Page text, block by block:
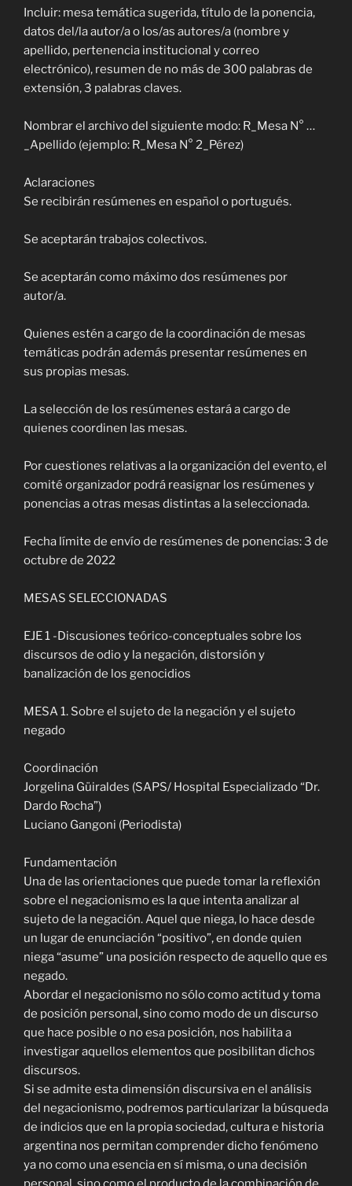
Incluir: mesa temática sugerida, título de la ponencia,
datos del/la autor/a o los/as autores/a (nombre y
apellido, pertenencia institucional y correo
electrónico), resumen de no más de 300 palabras de
extensión, 3 palabras claves.
Nombrar el archivo del siguiente modo: R_Mesa N° …
_Apellido (ejemplo: R_Mesa N° 2_Pérez)
Aclaraciones
Se recibirán resúmenes en español o portugués.
Se aceptarán trabajos colectivos.
Se aceptarán como máximo dos resúmenes por
autor/a.
Quienes estén a cargo de la coordinación de mesas
temáticas podrán además presentar resúmenes en
sus propias mesas.
La selección de los resúmenes estará a cargo de
quienes coordinen las mesas.
Por cuestiones relativas a la organización del evento, el
comité organizador podrá reasignar los resúmenes y
ponencias a otras mesas distintas a la seleccionada.
Fecha límite de envío de resúmenes de ponencias: 3 de
octubre de 2022
MESAS SELECCIONADAS
EJE 1 -Discusiones teórico-conceptuales sobre los
discursos de odio y la negación, distorsión y
banalización de los genocidios
MESA 1. Sobre el sujeto de la negación y el sujeto
negado
Coordinación
Jorgelina Güiraldes (SAPS/ Hospital Especializado “Dr.
Dardo Rocha”)
Luciano Gangoni (Periodista)
Fundamentación
Una de las orientaciones que puede tomar la reflexión
sobre el negacionismo es la que intenta analizar al
sujeto de la negación. Aquel que niega, lo hace desde
un lugar de enunciación “positivo”, en donde quien
niega “asume” una posición respecto de aquello que es
negado.
Abordar el negacionismo no sólo como actitud y toma
de posición personal, sino como modo de un discurso
que hace posible o no esa posición, nos habilita a
investigar aquellos elementos que posibilitan dichos
discursos.
Si se admite esta dimensión discursiva en el análisis
del negacionismo, podremos particularizar la búsqueda
de indicios que en la propia sociedad, cultura e historia
argentina nos permitan comprender dicho fenómeno
ya no como una esencia en sí misma, o una decisión